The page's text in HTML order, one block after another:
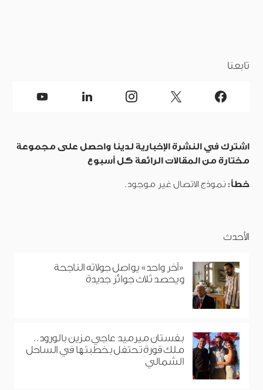
تابعنا
اشترك في النشرة الإخبارية لدينا واحصل على مجموعة
مختارة من المقالات الرائعة كل أسبوع
خطأ: نموذج الاتصال غير موجود.
الأحدث
«آخر واحد» يواصل جولاته الناجحة
ويحصد ثلاث جوائز جديدة
بفستان ميرميد عاجي مزين بالورود..
ملك قورة تحتفل بخطبتها في الساحل
الشمالي